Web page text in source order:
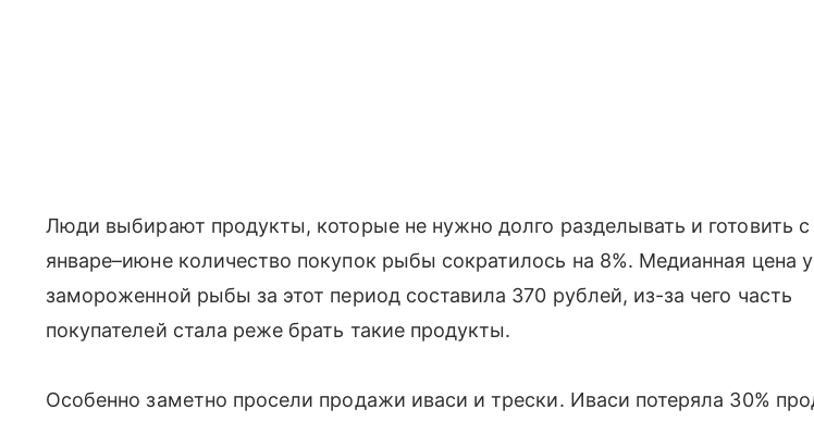
Люди выбирают продукты, которые не нужно долго разделывать и готовить с
январе–июне количество покупок рыбы сократилось на 8%. Медианная цена
замороженной рыбы за этот период составила 370 рублей, из-за чего часть
покупателей стала реже брать такие продукты.
Особенно заметно просели продажи иваси и трески. Иваси потеряла 30%